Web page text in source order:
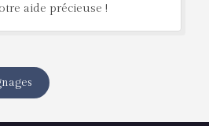
aide précieuse !